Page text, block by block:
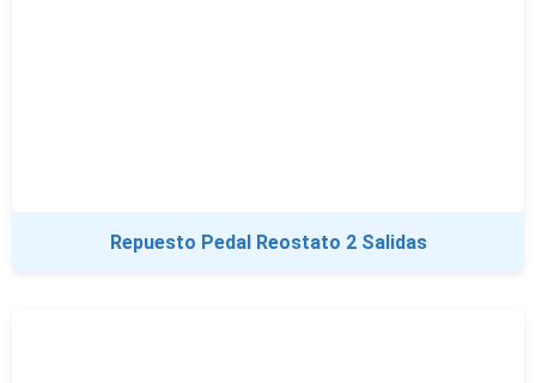
Repuesto Pedal Reostato 2 Salidas